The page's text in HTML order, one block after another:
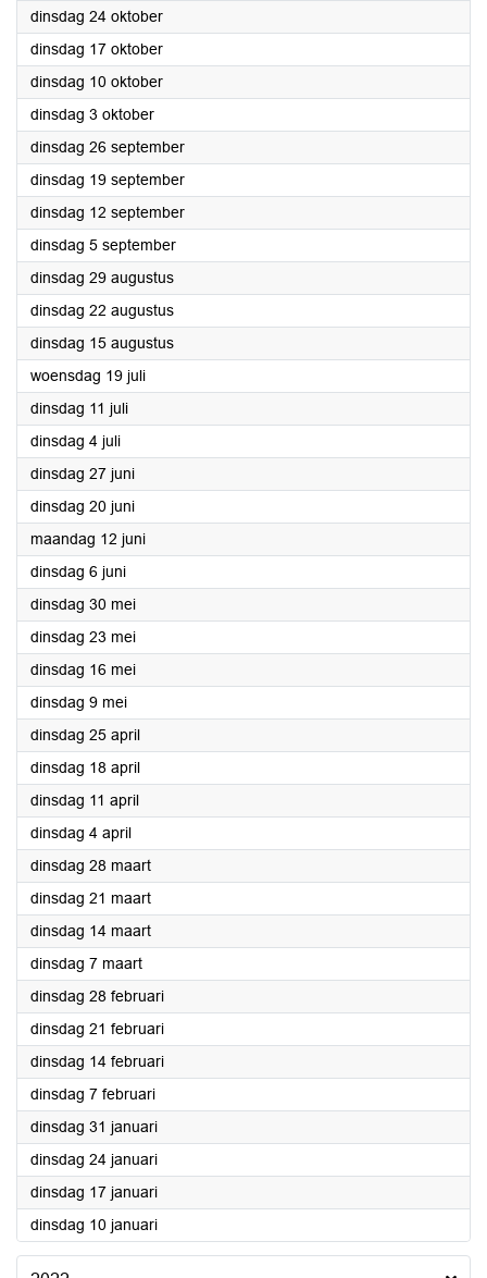
dinsdag 24 oktober2023
dinsdag 17 oktober2023
dinsdag 10 oktober2023
dinsdag 3 oktober2023
dinsdag 26 september2023
dinsdag 19 september2023
dinsdag 12 september2023
dinsdag 5 september2023
dinsdag 29 augustus2023
dinsdag 22 augustus2023
dinsdag 15 augustus2023
woensdag 19 juli2023
dinsdag 11 juli2023
dinsdag 4 juli2023
dinsdag 27 juni2023
dinsdag 20 juni2023
maandag 12 juni2023
dinsdag 6 juni2023
dinsdag 30 mei2023
dinsdag 23 mei2023
dinsdag 16 mei2023
dinsdag 9 mei2023
dinsdag 25 april2023
dinsdag 18 april2023
dinsdag 11 april2023
dinsdag 4 april2023
dinsdag 28 maart2023
dinsdag 21 maart2023
dinsdag 14 maart2023
dinsdag 7 maart2023
dinsdag 28 februari2023
dinsdag 21 februari2023
dinsdag 14 februari2023
dinsdag 7 februari2023
dinsdag 31 januari2023
dinsdag 24 januari2023
dinsdag 17 januari2023
dinsdag 10 januari2023